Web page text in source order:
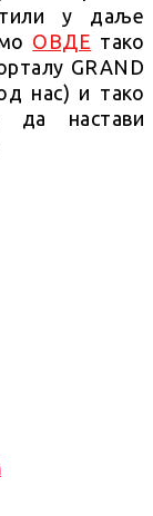
у даље
ОВДЕ тако
GRAND
нас) и тако
да настави